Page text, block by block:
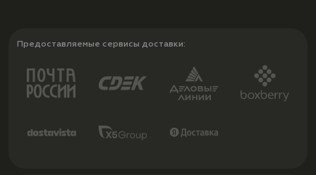
Предоставляемые сервисы доставки: